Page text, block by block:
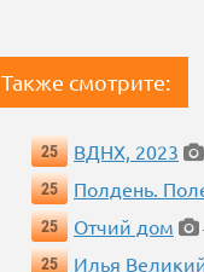
Также смотрите:
25 ВДНХ, 2023
25
Полдень.
25
Отчий дом
25
Илья